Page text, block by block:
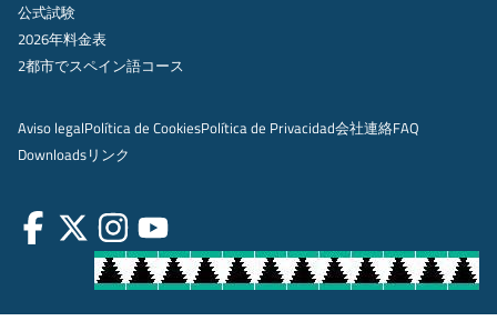
公式試験
2026年料金表
2都市でスペイン語コース
Aviso legalPolítica de CookiesPolítica de Privacidad会社連絡FAQ
Downloadsリンク